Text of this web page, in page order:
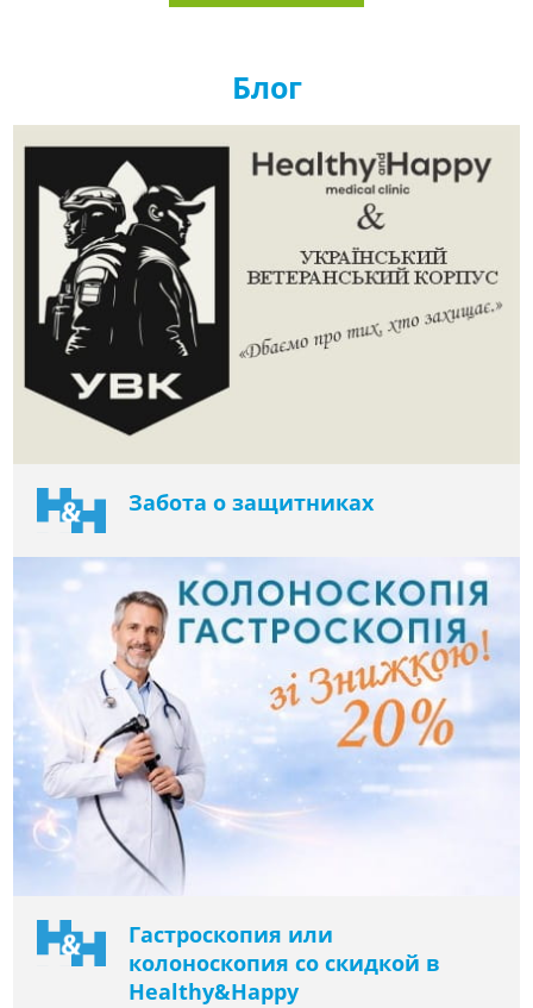
Блог
Забота о защитниках
Гастроскопия или
колоноскопия со скидкой в ​​
Healthy&Happy